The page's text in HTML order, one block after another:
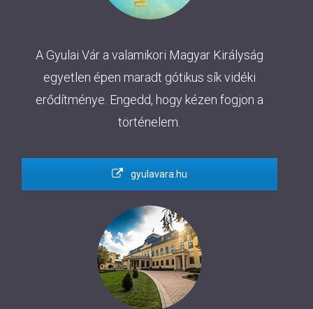
A Gyulai Vár a valamikori Magyar Királyság
egyetlen épen maradt gótikus sík vidéki
erődítménye. Engedd, hogy kézen fogjon a
történelem.
gyulavara.hu